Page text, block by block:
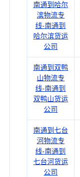
南通到哈尔
滨物流专
线-南通到
哈尔滨货运
公司
南通到双鸭
山物流专
线-南通到
双鸭山货运
公司
南通到七台
河物流专
线-南通到
七台河货运
公司